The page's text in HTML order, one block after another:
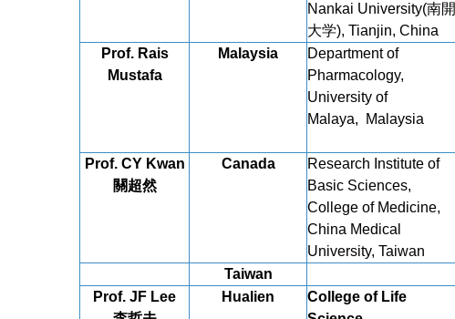
Nankai University(南開
大学), Tianjin, China
Prof. Rais
Mustafa
Malaysia
Department of
Pharmacology,
University of
Malaya,
Malaysia
Prof. CY Kwan
關超然
Canada
Research Institute of
Basic Sciences,
College of Medicine,
China Medical
University, Taiwan
Taiwan
Prof. JF Lee
Hualien
College of Life